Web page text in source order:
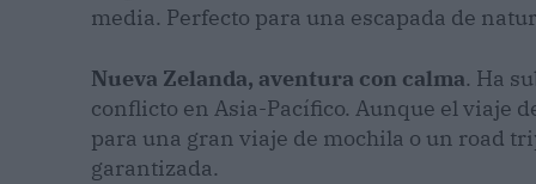
media. Perfecto para una escapada de
Nueva Zelanda, aventura con calma. Ha
conflicto en Asia-Pacífico. Aunque el viaje
para una gran viaje de mochila o un road
garantizada.